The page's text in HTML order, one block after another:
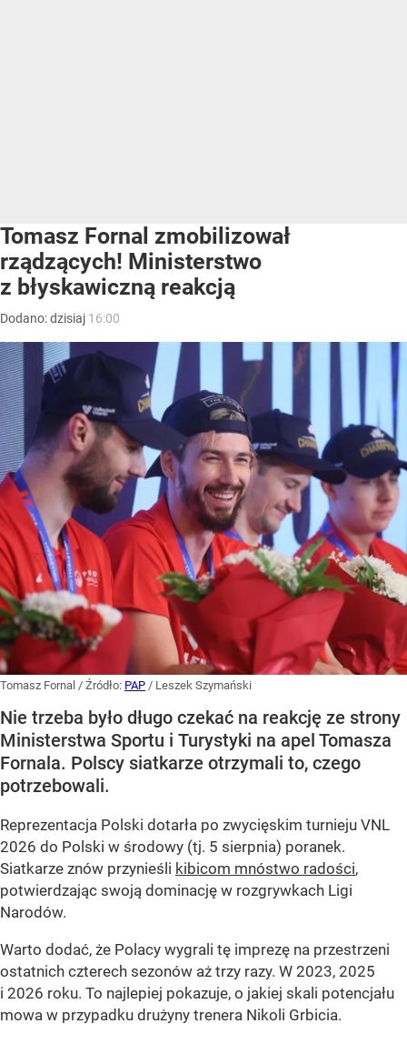
Tomasz Fornal zmobilizował
rządzących! Ministerstwo
z błyskawiczną reakcją
Dodano:dzisiaj 16:00
Tomasz Fornal / Źródło: PAP / Leszek Szymański
Nie trzeba było długo czekać na reakcję ze strony
Ministerstwa Sportu i Turystyki na apel Tomasza
Fornala. Polscy siatkarze otrzymali to, czego
potrzebowali.
Reprezentacja Polski dotarła po zwycięskim turnieju VNL
2026 do Polski w środowy (tj. 5 sierpnia) poranek.
Siatkarze znów przynieśli kibicom mnóstwo radości,
potwierdzając swoją dominację w rozgrywkach Ligi
Narodów.
Warto dodać, że Polacy wygrali tę imprezę na przestrzeni
ostatnich czterech sezonów aż trzy razy. W 2023, 2025
i 2026 roku. To najlepiej pokazuje, o jakiej skali potencjału
mowa w przypadku drużyny trenera Nikoli Grbicia.